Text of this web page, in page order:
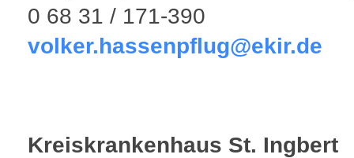
0 68 31 / 171-390
volker.hassenpflug@ekir.de
Kreiskrankenhaus St. Ingbert